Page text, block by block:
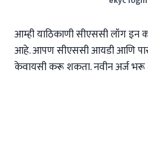
आम्ही याठिकाणी सीएससी लॉग इन
आहे. आपण सीएससी आयडी आणि
केवायसी करू शकता. नवीन अर्ज